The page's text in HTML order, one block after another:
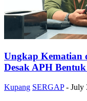
Ungkap Kematian
Desak APH
Kupang SERGAP - July